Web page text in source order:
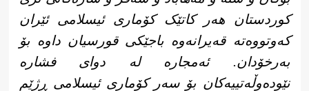
کوردستان هەر کاتێک کۆماری ئیسلامی ئێران
کەوتووەتە قەیرانەوە باجێکی قورسیان داوە بۆ
بەرخۆدان. ئەمجارە لە دوای فشارە
نێودەوڵەتییەکان بۆ سەر کۆماری ئیسلامی ڕژێم